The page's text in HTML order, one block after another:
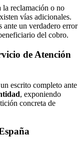
la reclamación o no
vías adicionales.
ante un verdadero error
del cobro.
de Atención
escrito completo ante
, exponiendo
concreta de